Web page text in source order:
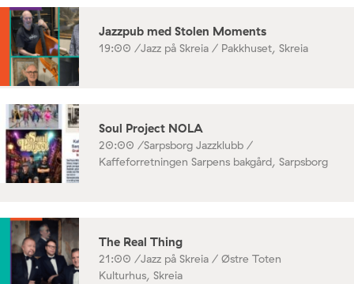
Jazzpub med Stolen Moments
19:00 /Jazz på Skreia / Pakkhuset, Skreia
Soul Project NOLA
20:00 /Sarpsborg Jazzklubb /
Kaffeforretningen Sarpens bakgård, Sarpsborg
The Real Thing
21:00 /Jazz på Skreia / Østre Toten
Kulturhus, Skreia